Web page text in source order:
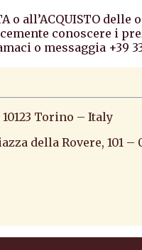
o all’ACQUISTO
conoscere i
o messaggia +39
Torino – Italy
della Rovere, 101 –